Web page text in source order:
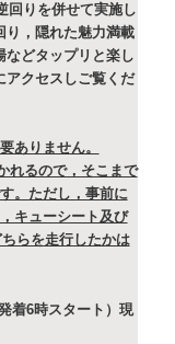
回りを併せて実施し
り，隠れた魅力満載
などタップリと楽し
アクセスしご覧くだ
ありません。
れるので，そこまで
。ただし，事前に
キューシート及び
らを走行したかは
着6時スタート）現